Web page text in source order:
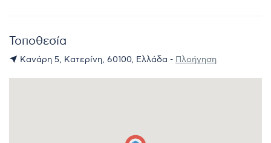
Τοποθεσία
Κανάρη 5, Κατερίνη, 60100, Ελλάδα - Πλοήγηση